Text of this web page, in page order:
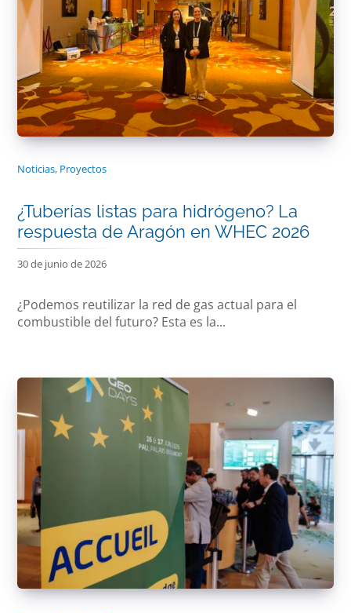
Noticias, Proyectos
¿Tuberías listas para hidrógeno? La
respuesta de Aragón en WHEC 2026
30 de junio de 2026
¿Podemos reutilizar la red de gas actual para el
combustible del futuro? Esta es la...